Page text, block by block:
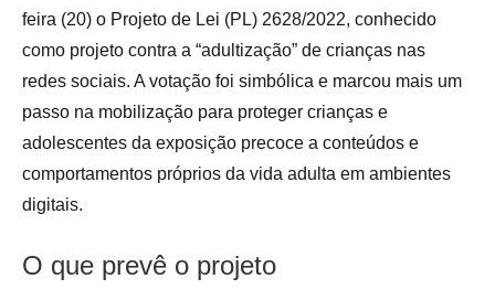
feira (20) o Projeto de Lei (PL) 2628/2022, conhecido
como projeto contra a “adultização” de crianças nas
redes sociais. A votação foi simbólica e marcou mais um
passo na mobilização para proteger crianças e
adolescentes da exposição precoce a conteúdos e
comportamentos próprios da vida adulta em ambientes
digitais.
O que prevê o projeto